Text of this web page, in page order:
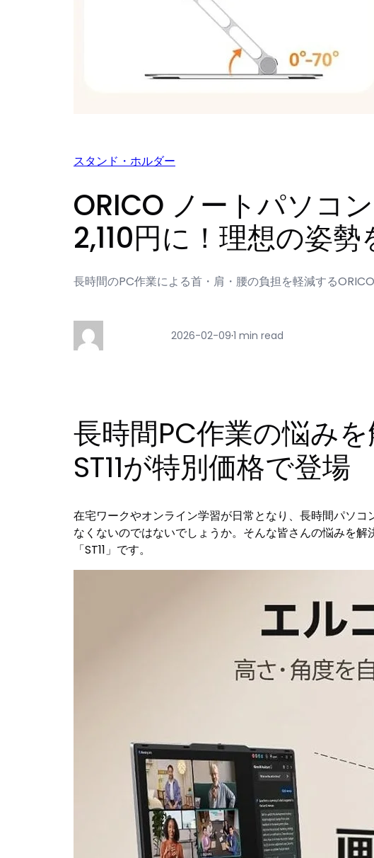
スタンド・ホルダー
ORICO ノートパソコ
2,110円に！理想の姿勢
長時間のPC作業による首・肩・腰の負担を軽減する
2026-02-09·1 min read
長時間PC作業の悩み
ST11が特別価格で登場
在宅ワークやオンライン学習が日常となり、長時間パソ
なくないのではないでしょうか。そんな皆さんの悩みを
「ST11」です。